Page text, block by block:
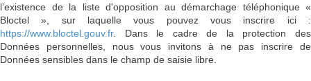
l’existence de la liste d'opposition au démarchage téléphonique «
Bloctel », sur laquelle vous pouvez vous inscrire ici :
https://www.bloctel.gouv.fr. Dans le cadre de la protection des
Données personnelles, nous vous invitons à ne pas inscrire de
Données sensibles dans le champ de saisie libre.